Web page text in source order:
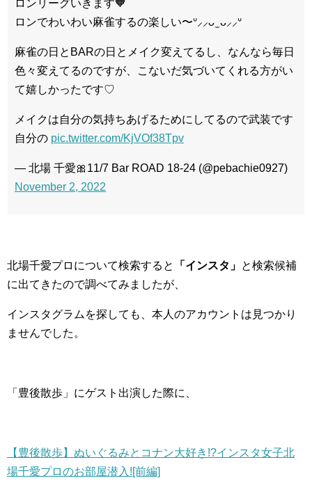
ロンリーグいきます🧡
ロンでわいわい麻雀するの楽しい〜ᐡ⸝⸝ᴗ ̫ ᴗ⸝⸝ᐡ
麻雀の日とBARの日とメイク変えてるし、なんなら毎日
色々変えてるのですが、こないだ気づいてくれる方がい
て嬉しかったです♡
メイクは自分の気持ちあげるためにしてるので武装です
自分の pic.twitter.com/KjVOf38Tpv
— 北場 千愛🎀11/7 Bar ROAD 18-24 (@pebachie0927)
November 2, 2022
北場千愛プロについて検索すると 「インスタ」 と検索候補
に出てきたので調べてみましたが、
インスタグラムを探しても、本人のアカウントは見つかり
ませんでした。
「豊後散歩」にゲスト出演した際に、
【豊後散歩】ぬいぐるみとコナン大好き!?インスタ女子北
場千愛プロのお部屋潜入![前編]